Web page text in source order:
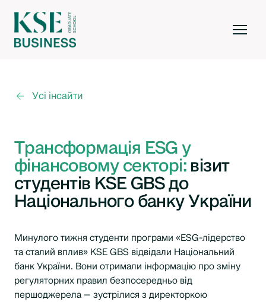
Усі інсайти
Трансформація ESG у
фінансовому секторі: візит
студентів KSE GBS до
Національного банку України
Минулого тижня студенти програми «ESG-лідерство
та сталий вплив» KSE GBS відвідали Національний
банк України. Вони отримали інформацію про зміну
регуляторних правил безпосередньо від
першоджерела — зустрілися з директоркою